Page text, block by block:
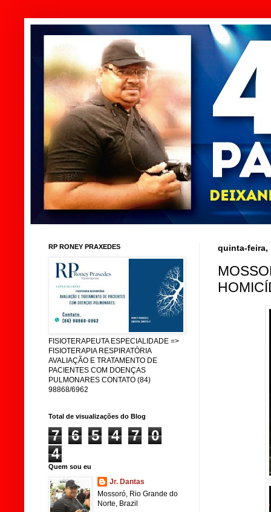
quinta-feira,
RP RONEY PRAXEDES
FISIOTERAPEUTA ESPECIALIDADE =>
FISIOTERAPIA RESPIRATÓRIA
AVALIAÇÃO E TRATAMENTO DE
PACIENTES COM DOENÇAS
PULMONARES CONTATO (84)
98868/6962
Total de visualizações do Blog
7 6 5 4 7
0
4
Quem sou eu
Jr. Dantas
Mossoró, Rio Grande do
Norte, Brazil